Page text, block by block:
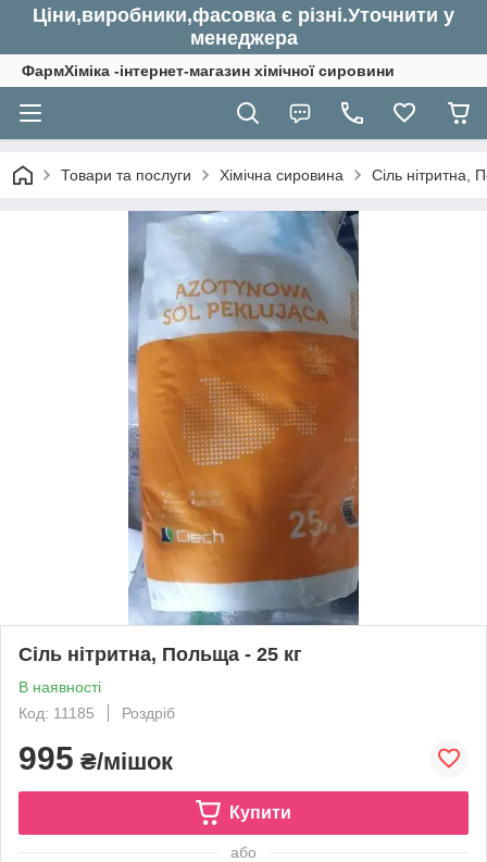
Ціни,виробники,фасовка є різні.Уточнити у
менеджера
ФармХіміка -інтернет-магазин хімічної сировини
Товари та послуги Хімічна сировина Сіль нітритна,
Сіль нітритна, Польща - 25 кг
В наявності
Код: 11185
Роздріб
995 ₴/мішок
Купити
або